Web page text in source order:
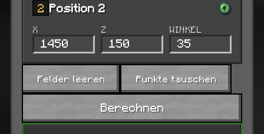
2 Position 2
X Z WINKEL
Felder leeren Punkte tauschen
Berechnen